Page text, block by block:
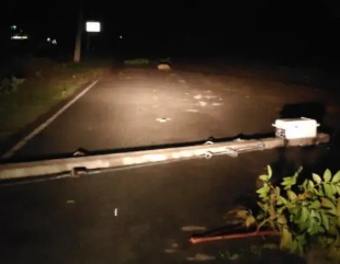
न्यूज़
में मुख्यमंत्री हेमन्त सोरेन का संदेश, बोले- जल, जंगल और
को ब्रह्माकुमारी बहनों ने बांधी राखी, दिया प्रेम, सद्भाव
छात्र वार्ता आज देर शाम संभव , स्टेट गेस्ट हाउस में
जनप्रतिनिधियों ने रुकवाया वितरण, पहले मरम्मत के
परीक्षा विवाद: विधानसभा घेराव के दौरान हंगामा,